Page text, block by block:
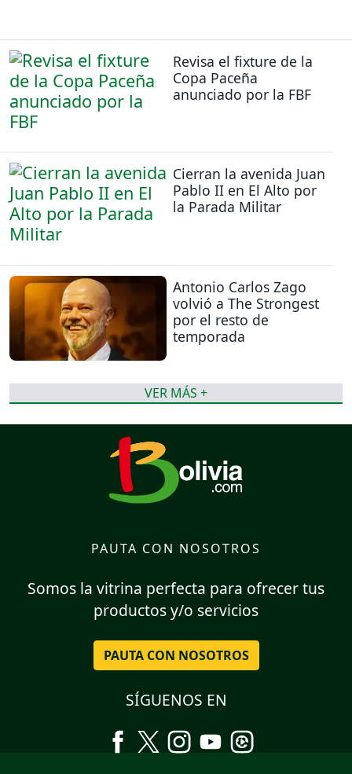
Revisa el fixture de la
Copa Paceña
anunciado por la FBF
Cierran la avenida Juan
Pablo II en El Alto por
la Parada Militar
Antonio Carlos Zago
volvió a The Strongest
por el resto de
temporada
VER MÁS +
PAUTA CON NOSOTROS
Somos la vitrina perfecta para ofrecer tus
productos y/o servicios
PAUTA CON NOSOTROS
SÍGUENOS EN